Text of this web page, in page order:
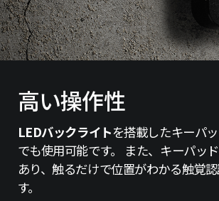
高い操作性
LEDバックライトを搭載したキーパ
でも使用可能です。 また、キーパッ
あり、触るだけで位置がわかる触覚
す。